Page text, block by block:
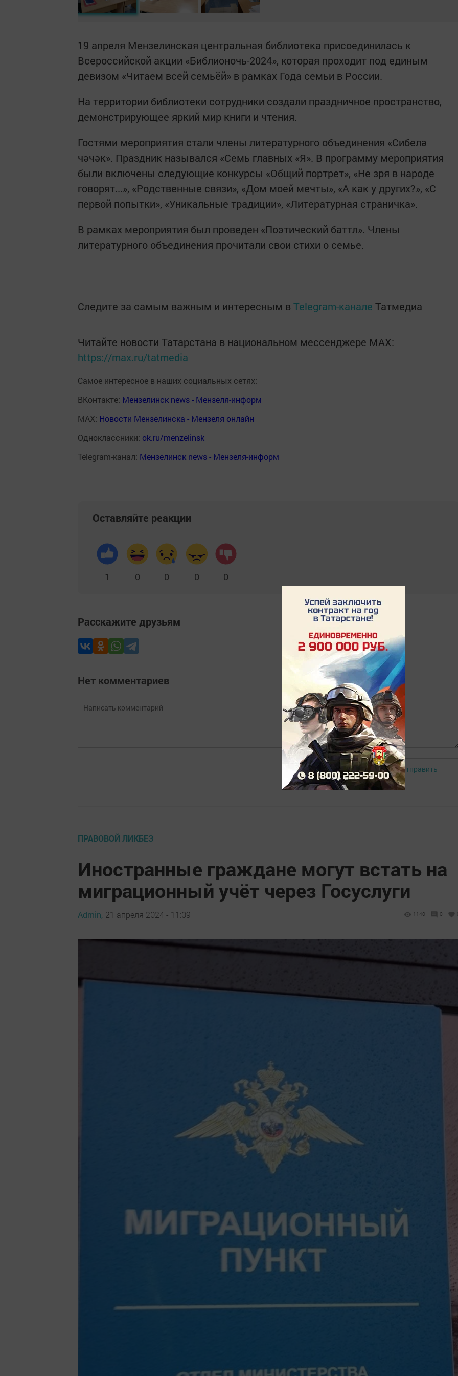
19 апреля Мензелинская центральная библиотека присоединилась к
Всероссийской акции «Библионочь-2024», которая проходит под единым
девизом «Читаем всей семьёй» в рамках Года семьи в России.
На территории библиотеки сотрудники создали праздничное пространство,
демонстрирующее яркий мир книги и чтения.
Гостями мероприятия стали члены литературного объединения «Сибелә
чәчәк». Праздник назывался «Семь главных «Я». В программу мероприятия
были включены следующие конкурсы «Общий портрет», «Не зря в народе
говорят...», «Родственные связи», «Дом моей мечты», «А как у других?», «С
первой попытки», «Уникальные традиции», «Литературная страничка».
В рамках мероприятия был проведен «Поэтический баттл». Члены
литературного объединения прочитали свои стихи о семье.
Следите за самым важным и интересным в Telegram-канале Татмедиа
Читайте новости Татарстана в национальном мессенджере MАХ:
https://max.ru/tatmedia
Самое интересное в наших социальных сетях:
ВКонтакте: Мензелинск news - Мензеля-информ
MAX: Новости Мензелинска - Мензеля онлайн
Одноклассники: ok.ru/menzelinsk
Telegram-канал: Мензелинск news - Мензеля-информ
Оставляйте реакции
1 0 0 0 0
Расскажите друзьям
Нет комментариев
Авторизоваться Отправить
ПРАВОВОЙ ЛИКБЕЗ
Иностранные граждане могут встать на
миграционный учёт через Госуслуги
Admin, 21 апреля 2024 - 11:09 1140 0